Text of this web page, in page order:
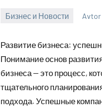
Бизнес и Новости
2025
Avtor
Развитие бизнеса:
Понимание основ
бизнеса — это процесс,
тщательного
подхода. Успешные